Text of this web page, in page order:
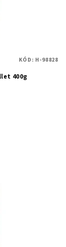
400g
KÓD: H-98828